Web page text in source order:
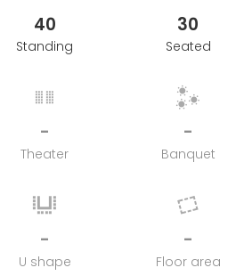
40
Standing
30
Seated
-
Theater
-
Banquet
-
U shape
-
Floor area